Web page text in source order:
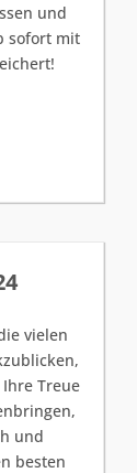
und
sofort mit
vielen
Treue
und
besten